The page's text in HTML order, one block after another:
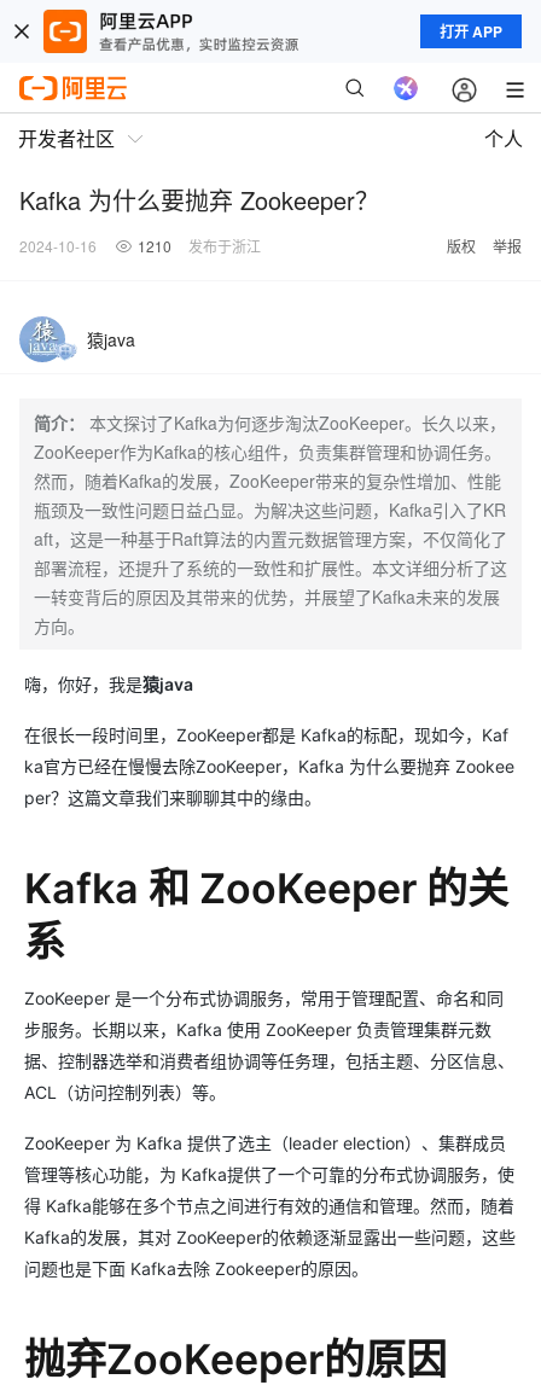
打开 APP
开发者社区 个人
Kafka 为什么要抛弃 Zookeeper？
2024-10-16 1210 发布于浙江 版权 举报
猿java
简介：
本文探讨了Kafka为何逐步淘汰ZooKeeper。长久以来，
ZooKeeper作为Kafka的核心组件，负责集群管理和协调任务。
然而，随着Kafka的发展，ZooKeeper带来的复杂性增加、性能
瓶颈及一致性问题日益凸显。为解决这些问题，Kafka引入了KR
aft，这是一种基于Raft算法的内置元数据管理方案，不仅简化了
部署流程，还提升了系统的一致性和扩展性。本文详细分析了这
一转变背后的原因及其带来的优势，并展望了Kafka未来的发展
方向。
嗨，你好，我是猿java
在很长一段时间里，ZooKeeper都是 Kafka的标配，现如今，Kaf
ka官方已经在慢慢去除ZooKeeper，Kafka 为什么要抛弃 Zookee
per？这篇文章我们来聊聊其中的缘由。
Kafka 和 ZooKeeper 的关
系
ZooKeeper 是一个分布式协调服务，常用于管理配置、命名和同
步服务。长期以来，Kafka 使用 ZooKeeper 负责管理集群元数
据、控制器选举和消费者组协调等任务理，包括主题、分区信息、
ACL（访问控制列表）等。
ZooKeeper 为 Kafka 提供了选主（leader election）、集群成员
管理等核心功能，为 Kafka提供了一个可靠的分布式协调服务，使
得 Kafka能够在多个节点之间进行有效的通信和管理。然而，随着
Kafka的发展，其对 ZooKeeper的依赖逐渐显露出一些问题，这些
问题也是下面 Kafka去除 Zookeeper的原因。
抛弃ZooKeeper的原因